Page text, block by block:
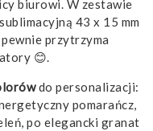
biurowi. W zestawie
43 x 15 mm
przytrzyma
😊.
do personalizacji:
pomarańcz,
po elegancki granat